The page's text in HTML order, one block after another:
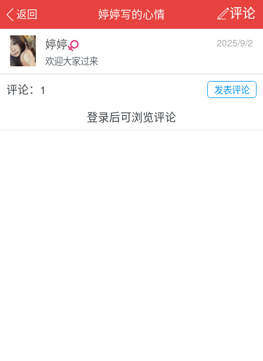
返回 评论
婷婷写的心情
婷婷
2025/9/2
欢迎大家过来
发表评论
评论：1
登录后可浏览评论